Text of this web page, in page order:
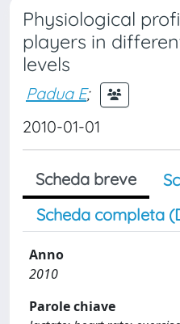
Physiological
players in
levels
Padua E;
2010-01-01
Scheda breve
Scheda completa
Anno
2010
Parole chiave